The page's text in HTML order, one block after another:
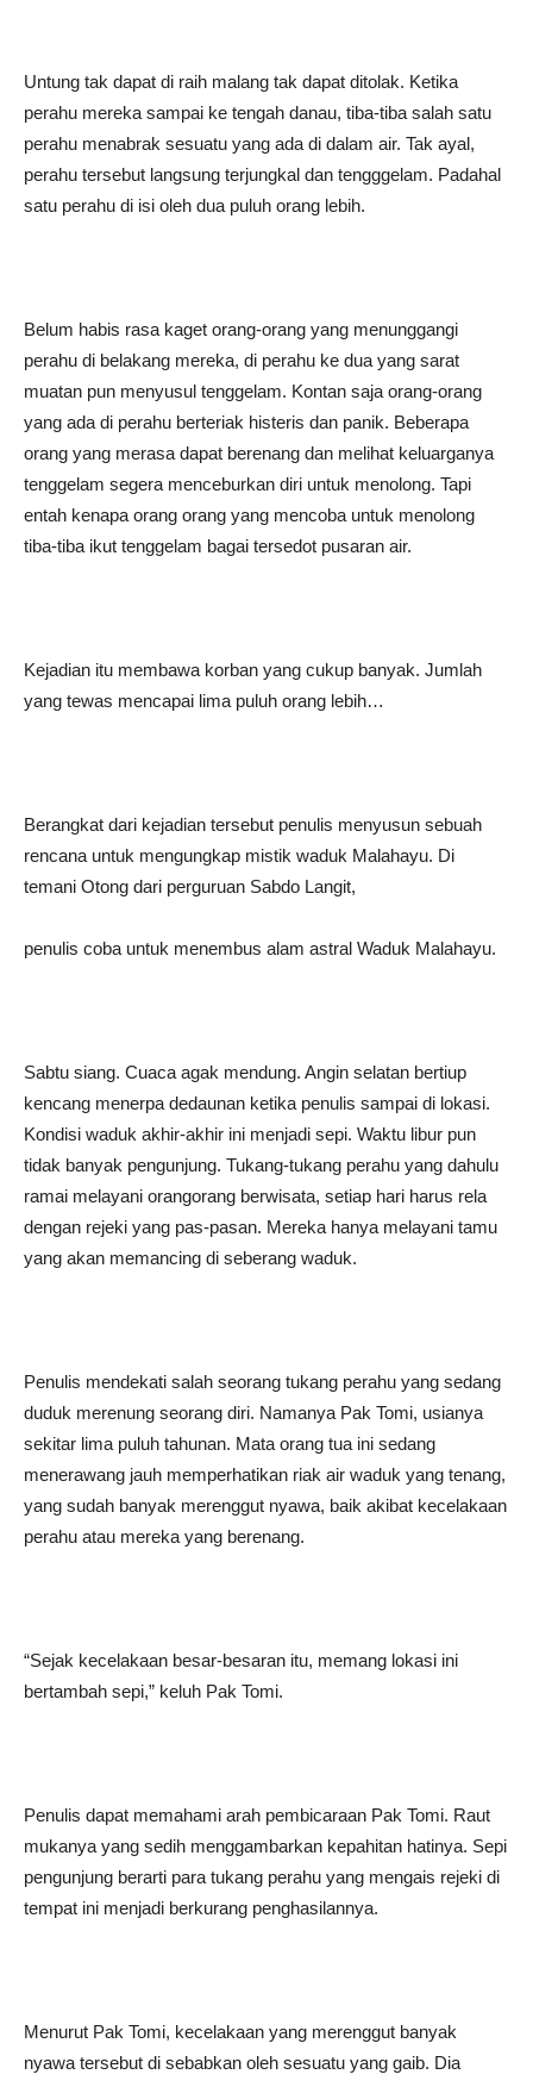
Untung tak dapat di raih malang tak dapat ditolak. Ketika
perahu mereka sampai ke tengah danau, tiba-tiba salah satu
perahu menabrak sesuatu yang ada di dalam air. Tak ayal,
perahu tersebut langsung terjungkal dan tengggelam. Padahal
satu perahu di isi oleh dua puluh orang lebih.
Belum habis rasa kaget orang-orang yang menunggangi
perahu di belakang mereka, di perahu ke dua yang sarat
muatan pun menyusul tenggelam. Kontan saja orang-orang
yang ada di perahu berteriak histeris dan panik. Beberapa
orang yang merasa dapat berenang dan melihat keluarganya
tenggelam segera menceburkan diri untuk menolong. Tapi
entah kenapa orang orang yang mencoba untuk menolong
tiba-tiba ikut tenggelam bagai tersedot pusaran air.
Kejadian itu membawa korban yang cukup banyak. Jumlah
yang tewas mencapai lima puluh orang lebih…
Berangkat dari kejadian tersebut penulis menyusun sebuah
rencana untuk mengungkap mistik waduk Malahayu. Di
temani Otong dari perguruan Sabdo Langit,
penulis coba untuk menembus alam astral Waduk Malahayu.
Sabtu siang. Cuaca agak mendung. Angin selatan bertiup
kencang menerpa dedaunan ketika penulis sampai di lokasi.
Kondisi waduk akhir-akhir ini menjadi sepi. Waktu libur pun
tidak banyak pengunjung. Tukang-tukang perahu yang dahulu
ramai melayani orangorang berwisata, setiap hari harus rela
dengan rejeki yang pas-pasan. Mereka hanya melayani tamu
yang akan memancing di seberang waduk.
Penulis mendekati salah seorang tukang perahu yang sedang
duduk merenung seorang diri. Namanya Pak Tomi, usianya
sekitar lima puluh tahunan. Mata orang tua ini sedang
menerawang jauh memperhatikan riak air waduk yang tenang,
yang sudah banyak merenggut nyawa, baik akibat kecelakaan
perahu atau mereka yang berenang.
“Sejak kecelakaan besar-besaran itu, memang lokasi ini
bertambah sepi,” keluh Pak Tomi.
Penulis dapat memahami arah pembicaraan Pak Tomi. Raut
mukanya yang sedih menggambarkan kepahitan hatinya. Sepi
pengunjung berarti para tukang perahu yang mengais rejeki di
tempat ini menjadi berkurang penghasilannya.
Menurut Pak Tomi, kecelakaan yang merenggut banyak
nyawa tersebut di sebabkan oleh sesuatu yang gaib. Dia